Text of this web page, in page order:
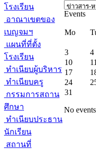
โรงเรียน
อาณาเขตของ
เบญจมฯ
แผนที่ที่ตั้ง
โรงเรียน
ทำเนียบผู้บริหาร
ทำเนียบครู
กรรมการสถาน
ศึกษา
ทำเนียบประธาน
นักเรียน
สถานที่
Events
Mo
3
4
10
11
17
24
31
No